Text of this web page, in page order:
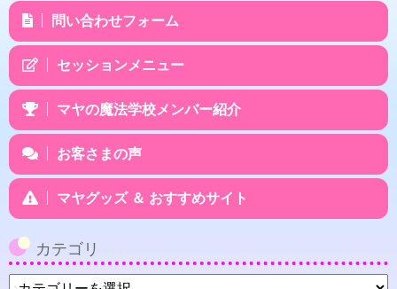
問い合わせフォーム
セッションメニュー
マヤの魔法学校メンバー紹介
お客さまの声
マヤグッズ ＆ おすすめサイト
カテゴリ